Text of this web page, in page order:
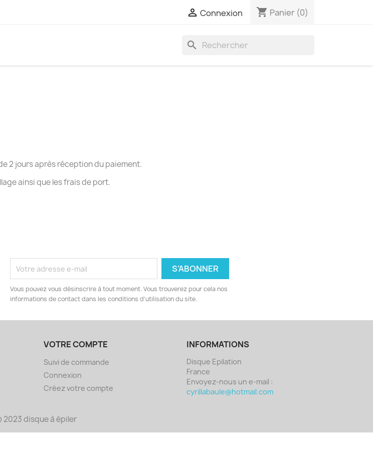
 Connexion shopping_cart Panier (0)
search
2 jours après réception du paiement.
ainsi que les frais de port.
Vous pouvez vous désinscrire à tout moment. Vous trouverez pour cela nos
informations de contact dans les conditions d'utilisation du site.
VOTRE COMPTE
Suivi de commande
Connexion
Créez votre compte
INFORMATIONS
Disque Epilation
France
Envoyez-nous un e-mail :
cyrillabaule@hotmail.com
2023 disque à épiler